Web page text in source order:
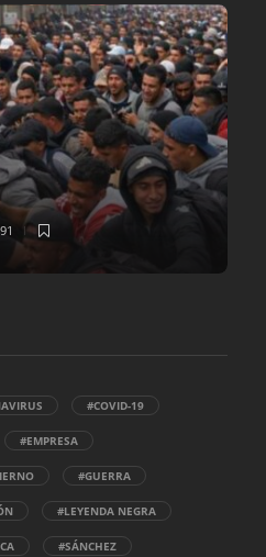
91
#COVID-19
#EMPRESA
#GUERRA
#LEYENDA NEGRA
#SÁNCHEZ